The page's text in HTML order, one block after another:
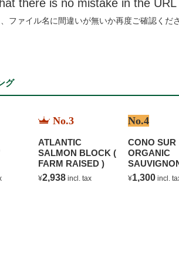
there is no mistake in the
ファイル名に間違いが無いか再度ご確認くださ
グ
No.3
ATLANTIC
SALMON BLOCK (
FARM RAISED )
¥2,938 incl. tax
No.4
CONO SUR
ORGANIC
BLANC
¥1,300 incl.